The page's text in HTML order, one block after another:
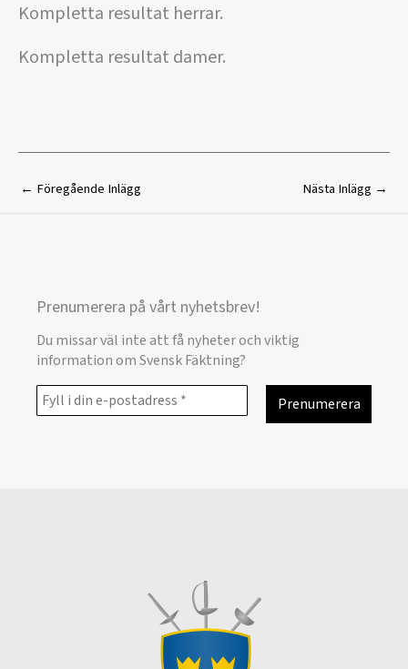
Kompletta resultat herrar.
Kompletta resultat damer.
← Föregående Inlägg Nästa Inlägg →
Prenumerera på vårt nyhetsbrev!
Du missar väl inte att få nyheter och viktig
information om Svensk Fäktning?